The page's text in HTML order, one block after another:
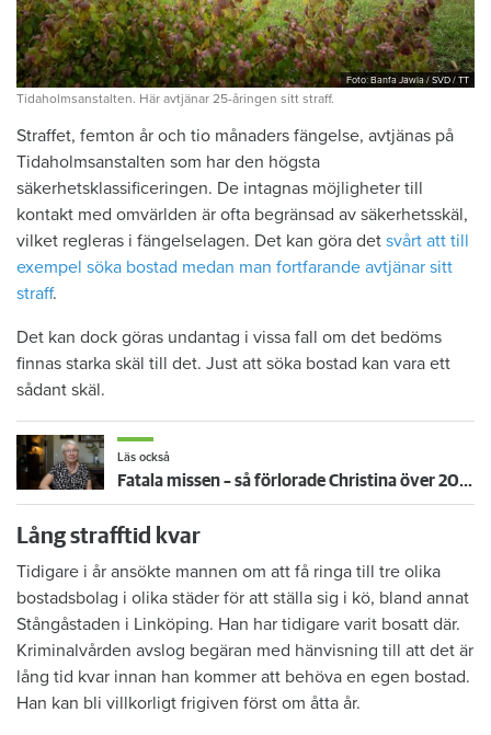
Foto: Banfa Jawla / SVD / TT
Tidaholmsanstalten. Här avtjänar 25-åringen sitt straff.
Straffet, femton år och tio månaders fängelse, avtjänas på
Tidaholmsanstalten som har den högsta
säkerhetsklassificeringen. De intagnas möjligheter till
kontakt med omvärlden är ofta begränsad av säkerhetsskäl,
vilket regleras i fängelselagen. Det kan göra det svårt att till
exempel söka bostad medan man fortfarande avtjänar sitt
straff.
Det kan dock göras undantag i vissa fall om det bedöms
finnas starka skäl till det. Just att söka bostad kan vara ett
sådant skäl.
Läs också
Fatala missen – så förlorade Christina över 20 år i bostadskön
Lång strafftid kvar
Tidigare i år ansökte mannen om att få ringa till tre olika
bostadsbolag i olika städer för att ställa sig i kö, bland annat
Stångåstaden i Linköping. Han har tidigare varit bosatt där.
Kriminalvården avslog begäran med hänvisning till att det är
lång tid kvar innan han kommer att behöva en egen bostad.
Han kan bli villkorligt frigiven först om åtta år.